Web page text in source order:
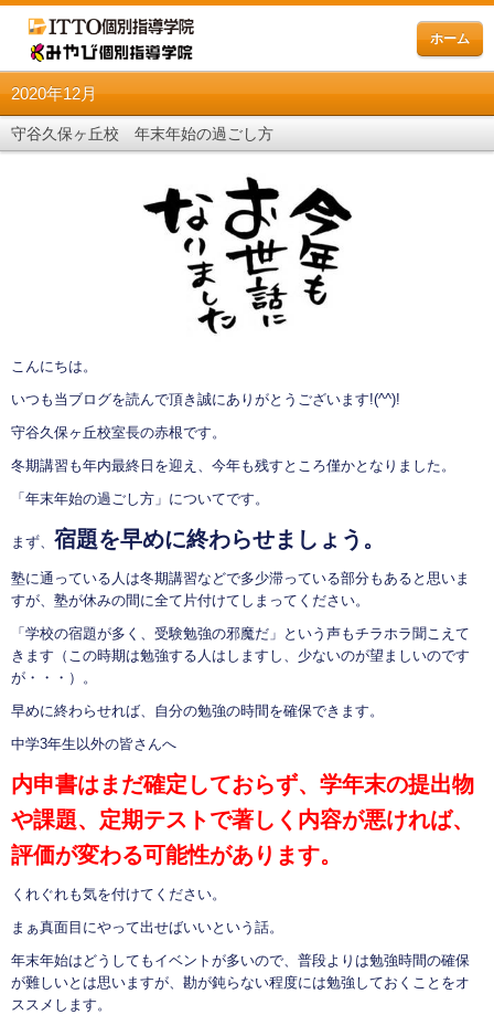
ホーム
2020年12月
守谷久保ヶ丘校 年末年始の過ごし方
こんにちは。
いつも当ブログを読んで頂き誠にありがとうございます!(^^)!
守谷久保ヶ丘校室長の赤根です。
冬期講習も年内最終日を迎え、今年も残すところ僅かとなりました。
「年末年始の過ごし方」についてです。
まず、 宿題を早めに終わらせましょう。
塾に通っている人は冬期講習などで多少滞っている部分もあると思いま
すが、塾が休みの間に全て片付けてしまってください。
「学校の宿題が多く、受験勉強の邪魔だ」という声もチラホラ聞こえて
きます（この時期は勉強する人はしますし、少ないのが望ましいのです
が・・・）。
早めに終わらせれば、自分の勉強の時間を確保できます。
中学3年生以外の皆さんへ
内申書はまだ確定しておらず、学年末の提出物
や課題、定期テストで著しく内容が悪ければ、
評価が変わる可能性があります。
くれぐれも気を付けてください。
まぁ真面目にやって出せばいいという話。
年末年始はどうしてもイベントが多いので、普段よりは勉強時間の確保
が難しいとは思いますが、勘が鈍らない程度には勉強しておくことをオ
ススメします。